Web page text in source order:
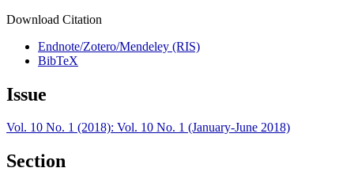
Download Citation
Endnote/Zotero/Mendeley (RIS)
BibTeX
Issue
Vol. 10 No. 1 (2018): Vol. 10 No. 1 (January-June 2018)
Section